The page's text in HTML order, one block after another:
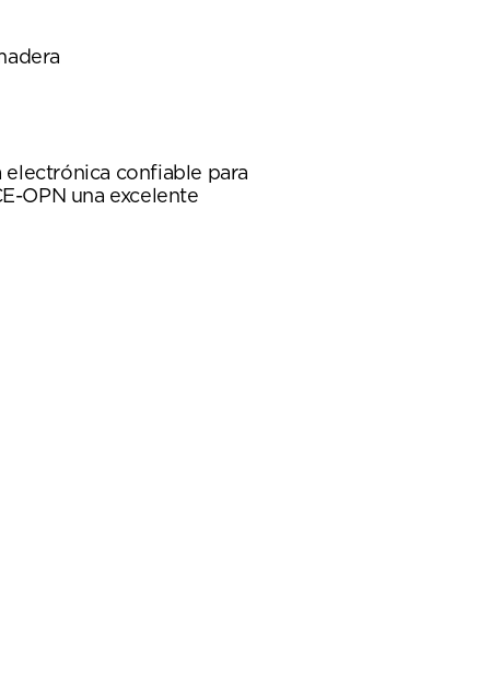
electrónica confiable para
OPN una excelente